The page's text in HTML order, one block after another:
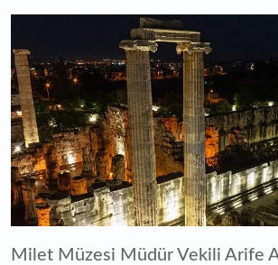
Milet Müzesi Müdür Vekili Arife